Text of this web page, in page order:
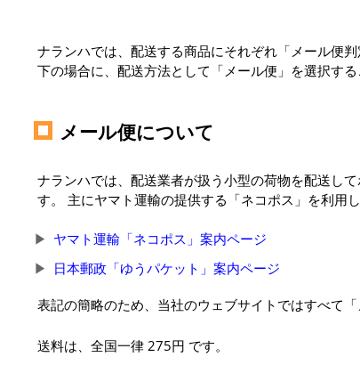
ナランハでは、配送する商品にそれぞれ「メール便
下の場合に、配送方法として「メール便」を選択する
メール便について
ナランハでは、配送業者が扱う小型の荷物を配送し
す。 主にヤマト運輸の提供する「ネコポス」を利用し
ヤマト運輸「ネコポス」案内ページ
日本郵政「ゆうパケット」案内ページ
表記の簡略のため、当社のウェブサイトではすべて
送料は、全国一律 275円 です。